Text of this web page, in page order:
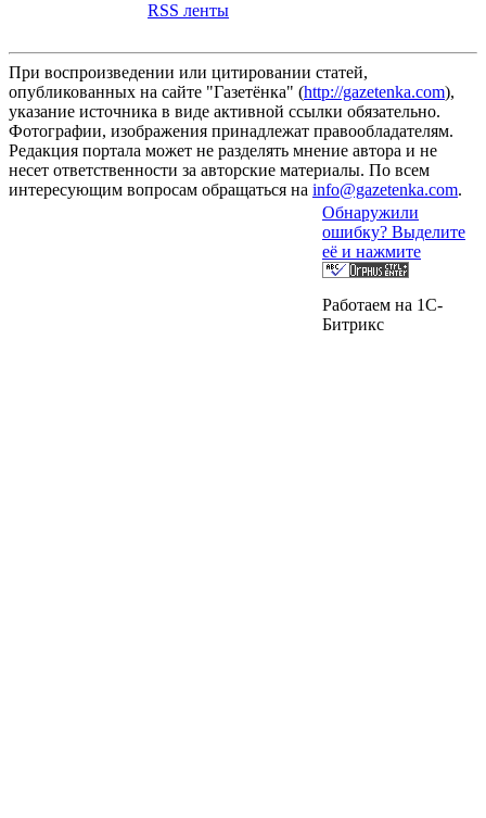
RSS ленты
При воспроизведении или цитировании статей,
опубликованных на сайте "Газетёнка" (http://gazetenka.com),
указание источника в виде активной ссылки обязательно.
Фотографии, изображения принадлежат правообладателям.
Редакция портала может не разделять мнение автора и не
несет ответственности за авторские материалы. По всем
интересующим вопросам обращаться на info@gazetenka.com.
Обнаружили
ошибку? Выделите
её и нажмите
Работаем на 1C-
Битрикс